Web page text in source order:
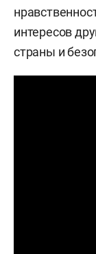
интересов
страны и